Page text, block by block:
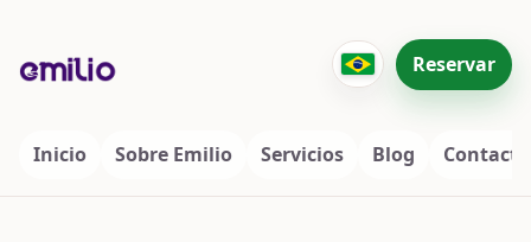
Inicio Sobre Emilio Servicios Blog Contacto
Reservar